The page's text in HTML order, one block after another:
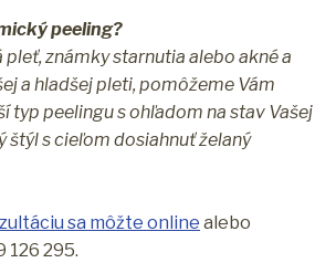
peeling?
známky starnutia alebo akné a
a hladšej pleti, pomôžeme Vám
typ peelingu s ohľadom na stav Vašej
štýl s cieľom dosiahnuť želaný
sa môžte online alebo
295.